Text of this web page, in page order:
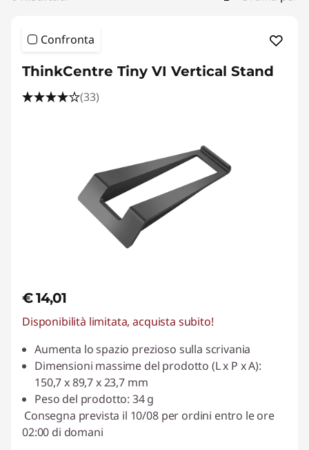
Confronta
ThinkCentre Tiny VI Vertical Stand
(33)
€ 14,01
Disponibilità limitata, acquista subito!
Aumenta lo spazio prezioso sulla scrivania
Dimensioni massime del prodotto (L x P x A):
150,7 x 89,7 x 23,7 mm
Peso del prodotto: 34 g
Consegna prevista il 10/08 per ordini entro le ore
02:00 di domani